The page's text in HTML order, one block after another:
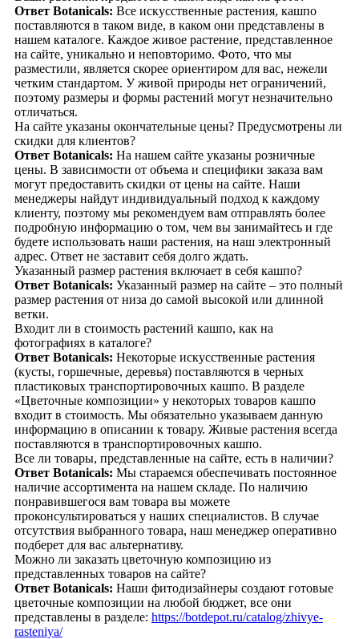
Ответ Botanicals: Все искусственные растения, кашпо
поставляются в таком виде, в каком они представлены в
нашем каталоге. Каждое живое растение, представленное
на сайте, уникально и неповторимо. Фото, что мы
разместили, является скорее ориентиром для вас, нежели
четким стандартом. У живой природы нет ограничений,
поэтому размеры и формы растений могут незначительно
отличаться.
На сайте указаны окончательные цены? Предусмотрены ли
скидки для клиентов?
Ответ Botanicals: На нашем сайте указаны розничные
цены. В зависимости от объема и специфики заказа вам
могут предоставить скидки от цены на сайте. Наши
менеджеры найдут индивидуальный подход к каждому
клиенту, поэтому мы рекомендуем вам отправлять более
подробную информацию о том, чем вы занимайтесь и где
будете использовать наши растения, на наш электронный
адрес. Ответ не заставит себя долго ждать.
Указанный размер растения включает в себя кашпо?
Ответ Botanicals: Указанный размер на сайте – это полный
размер растения от низа до самой высокой или длинной
ветки.
Входит ли в стоимость растений кашпо, как на
фотографиях в каталоге?
Ответ Botanicals: Некоторые искусственные растения
(кусты, горшечные, деревья) поставляются в черных
пластиковых транспортировочных кашпо. В разделе
«Цветочные композиции» у некоторых товаров кашпо
входит в стоимость. Мы обязательно указываем данную
информацию в описании к товару. Живые растения всегда
поставляются в транспортировочных кашпо.
Все ли товары, представленные на сайте, есть в наличии?
Ответ Botanicals: Мы стараемся обеспечивать постоянное
наличие ассортимента на нашем складе. По наличию
понравившегося вам товара вы можете
проконсультироваться у наших специалистов. В случае
отсутствия выбранного товара, наш менеджер оперативно
подберет для вас альтернативу.
Можно ли заказать цветочную композицию из
представленных товаров на сайте?
Ответ Botanicals: Наши фитодизайнеры создают готовые
цветочные композиции на любой бюджет, все они
представлены в разделе: https://botdepot.ru/catalog/zhivye-
rasteniya/